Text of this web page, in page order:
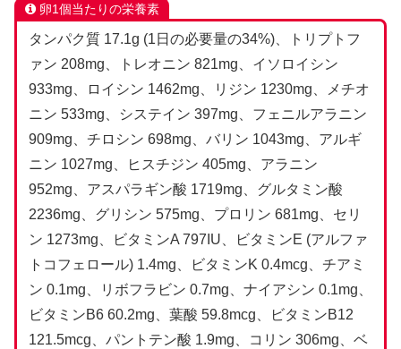
卵1個当たりの栄養素
タンパク質 17.1g (1日の必要量の34%)、トリプトフ
ァン 208mg、トレオニン 821mg、イソロイシン
933mg、ロイシン 1462mg、リジン 1230mg、メチオ
ニン 533mg、システイン 397mg、フェニルアラニン
909mg、チロシン 698mg、バリン 1043mg、アルギ
ニン 1027mg、ヒスチジン 405mg、アラニン
952mg、アスパラギン酸 1719mg、グルタミン酸
2236mg、グリシン 575mg、プロリン 681mg、セリ
ン 1273mg、ビタミンA 797IU、ビタミンE (アルファ
トコフェロール) 1.4mg、ビタミンK 0.4mcg、チアミ
ン 0.1mg、リボフラビン 0.7mg、ナイアシン 0.1mg、
ビタミンB6 60.2mg、葉酸 59.8mcg、ビタミンB12
121.5mcg、パントテン酸 1.9mg、コリン 306mg、ベ